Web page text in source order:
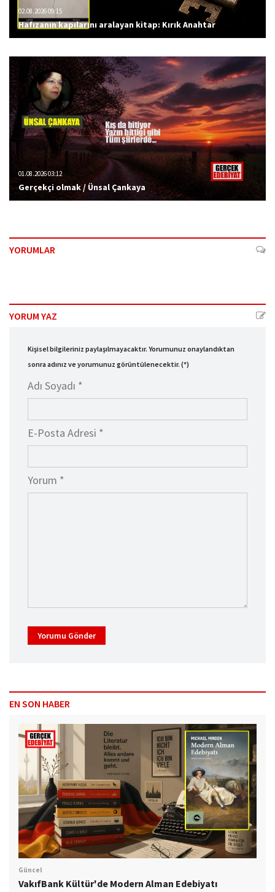
02.08.2026 09:15
Hafızanın kapılarını aralayan kitap: Kırık Anahtar
01.08.2026 03:12
Gerçekçi olmak / Ünsal Çankaya
YORUMLAR
YORUM YAZ
Kişisel bilgileriniz paylaşılmayacaktır. Yorumunuz onaylandıktan
sonra adınız ve yorumunuz görüntülenecektir. (*)
Adı Soyadı *
E-Posta Adresi *
Yorum *
Yorumu Gönder
EN SON HABER
Güncel
VakıfBank Kültür'de Modern Alman Edebiyatı